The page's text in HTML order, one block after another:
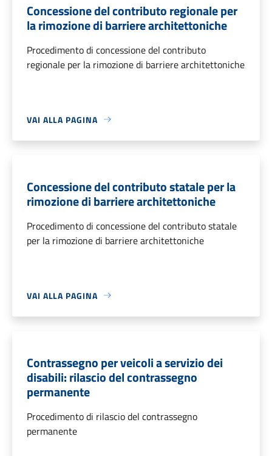
Concessione del contributo regionale per
la rimozione di barriere architettoniche
Procedimento di concessione del contributo
regionale per la rimozione di barriere architettoniche
VAI ALLA PAGINA
Concessione del contributo statale per la
rimozione di barriere architettoniche
Procedimento di concessione del contributo statale
per la rimozione di barriere architettoniche
VAI ALLA PAGINA
Contrassegno per veicoli a servizio dei
disabili: rilascio del contrassegno
permanente
Procedimento di rilascio del contrassegno
permanente